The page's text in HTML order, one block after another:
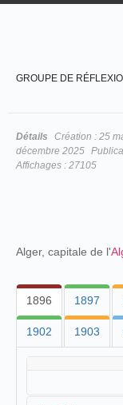
GROUPE DE
Détails Création : 25
décembre 2025
Affichages : 27105
Alger, capitale de l'
1896 1897
1902 1903